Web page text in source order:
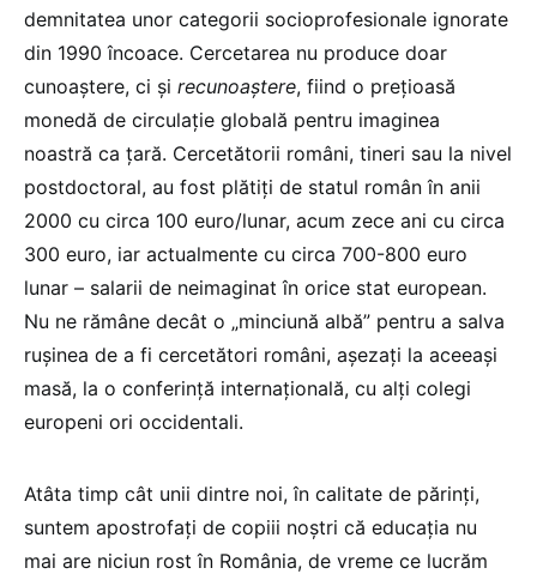
demnitatea unor categorii socioprofesionale ignorate
din 1990 încoace. Cercetarea nu produce doar
cunoaștere, ci și recunoaștere, fiind o prețioasă
monedă de circulație globală pentru imaginea
noastră ca țară. Cercetătorii români, tineri sau la nivel
postdoctoral, au fost plătiți de statul român în anii
2000 cu circa 100 euro/lunar, acum zece ani cu circa
300 euro, iar actualmente cu circa 700-800 euro
lunar – salarii de neimaginat în orice stat european.
Nu ne rămâne decât o „minciună albă” pentru a salva
rușinea de a fi cercetători români, așezați la aceeași
masă, la o conferință internațională, cu alți colegi
europeni ori occidentali.
Atâta timp cât unii dintre noi, în calitate de părinți,
suntem apostrofați de copiii noștri că educația nu
mai are niciun rost în România, de vreme ce lucrăm